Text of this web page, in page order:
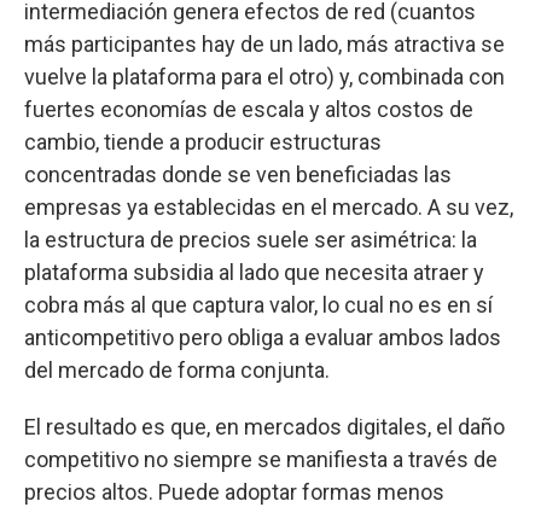
intermediación genera efectos de red (cuantos
más participantes hay de un lado, más atractiva se
vuelve la plataforma para el otro) y, combinada con
fuertes economías de escala y altos costos de
cambio, tiende a producir estructuras
concentradas donde se ven beneficiadas las
empresas ya establecidas en el mercado. A su vez,
la estructura de precios suele ser asimétrica: la
plataforma subsidia al lado que necesita atraer y
cobra más al que captura valor, lo cual no es en sí
anticompetitivo pero obliga a evaluar ambos lados
del mercado de forma conjunta.
El resultado es que, en mercados digitales, el daño
competitivo no siempre se manifiesta a través de
precios altos. Puede adoptar formas menos